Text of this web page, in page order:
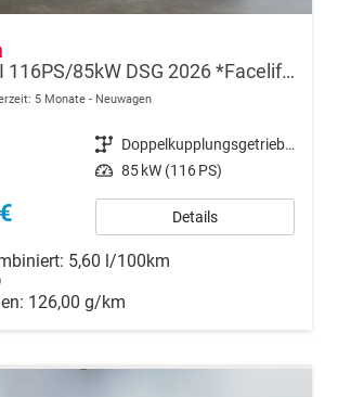
Style 1.0 TSI 116PS/85kW DSG 2026 *Faceliftet*
5 Monate Neuwagen
Getriebe
Doppelkupplungsgetriebe (DSG)
Leistung 85 kW (116 PS)
Details
5,60 l/100km
126,00 g/km